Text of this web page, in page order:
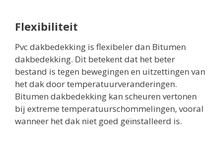
Flexibiliteit
Pvc dakbedekking is flexibeler dan Bitumen
dakbedekking. Dit betekent dat het beter
bestand is tegen bewegingen en uitzettingen van
het dak door temperatuurveranderingen.
Bitumen dakbedekking kan scheuren vertonen
bij extreme temperatuurschommelingen, vooral
wanneer het dak niet goed geïnstalleerd is.